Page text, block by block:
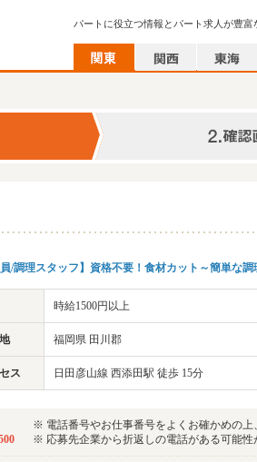
パートに役立つ情報とパート求人が豊富
員/調理スタッフ】資格不要！食材カット～簡単な
時給1500円以上
福岡県 田川郡
ス 日田彦山線 西添田駅 徒歩 15分
※ 電話番号やお仕事番号をよくお確かめの上
※ 応募先企業から折返しの電話がある可能